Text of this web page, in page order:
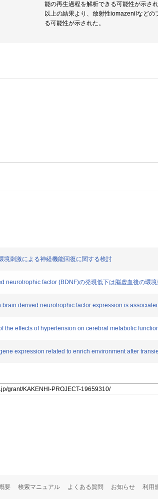
能の再生過程を解析できる可能性が示され
以上の結果より、放射性iomazenilなど
る可能性が示された。
境刺激による神経機能回復に関する検討
neurotrophic factor (BDNF)の発現低下は脳虚血後の環
brain derived neurotrophic factor expression is
the effects of hypertension on cerebral metabolic
expression related to enrich environment after
要 検索マニュアル よくある質問 お知らせ 利用